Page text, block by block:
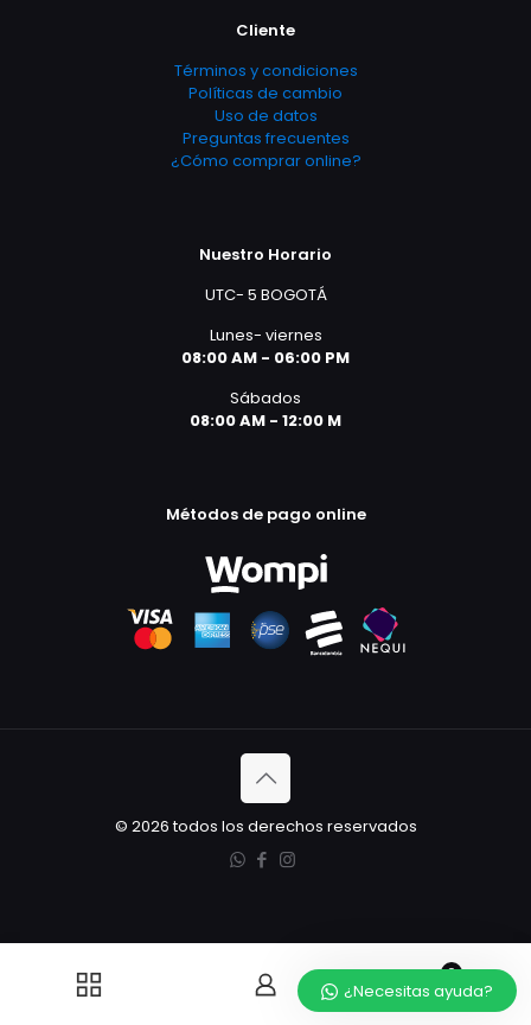
Cliente
Términos y condiciones
Políticas de cambio
Uso de datos
Preguntas frecuentes
¿Cómo comprar online?
Nuestro Horario
UTC- 5 BOGOTÁ
Lunes- viernes
08:00 AM - 06:00 PM
Sábados
08:00 AM - 12:00 M
Métodos de pago online
© 2026 todos los derechos reservados
0
¿Necesitas ayuda?